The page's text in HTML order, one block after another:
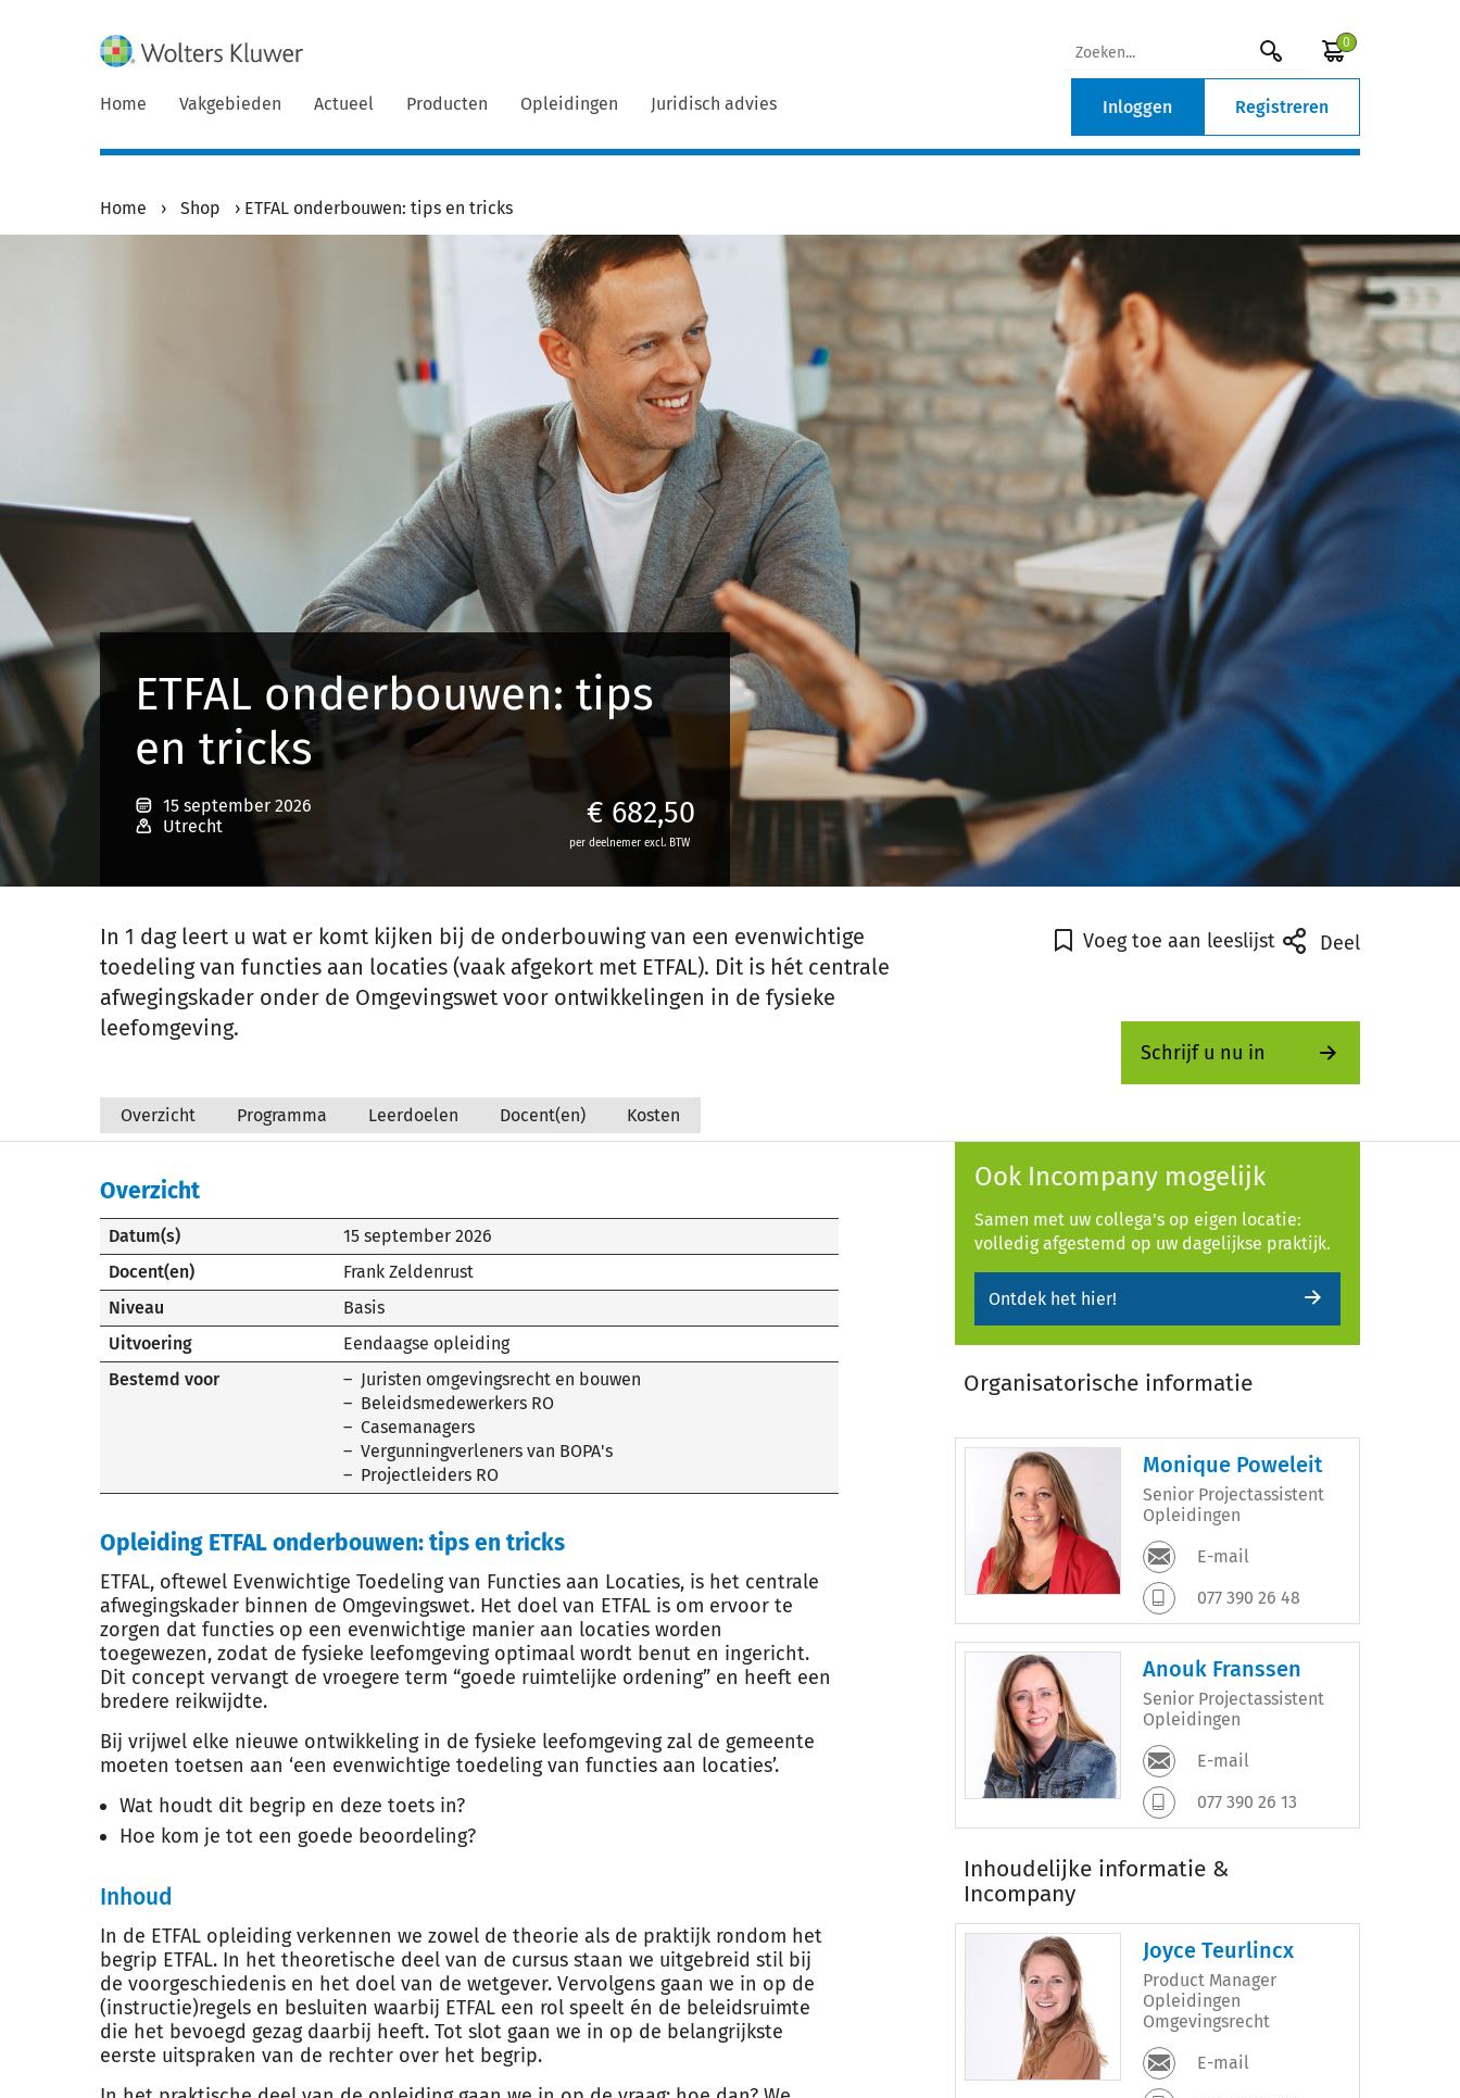
0
Home Vakgebieden Actueel Producten Opleidingen Juridisch advies Inloggen Registreren
Home › Shop › ETFAL onderbouwen: tips en tricks
ETFAL onderbouwen: tips
en tricks
15 september 2026
Utrecht
€ 682,50
per deelnemer excl. BTW
In 1 dag leert u wat er komt kijken bij de onderbouwing van een evenwichtige
toedeling van functies aan locaties (vaak afgekort met ETFAL). Dit is hét centrale
afwegingskader onder de Omgevingswet voor ontwikkelingen in de fysieke
leefomgeving.
Voeg toe aan leeslijst Deel
Schrijf u nu in
Overzicht Programma Leerdoelen Docent(en) Kosten
Overzicht
Datum(s)
15 september 2026
Docent(en)
Frank Zeldenrust
Niveau
Basis
Uitvoering
Eendaagse opleiding
Bestemd voor
Juristen omgevingsrecht en bouwen
Beleidsmedewerkers RO
Casemanagers
Vergunningverleners van BOPA's
Projectleiders RO
Opleiding ETFAL onderbouwen: tips en tricks
ETFAL, oftewel Evenwichtige Toedeling van Functies aan Locaties, is het centrale
afwegingskader binnen de Omgevingswet. Het doel van ETFAL is om ervoor te
zorgen dat functies op een evenwichtige manier aan locaties worden
toegewezen, zodat de fysieke leefomgeving optimaal wordt benut en ingericht.
Dit concept vervangt de vroegere term “goede ruimtelijke ordening” en heeft een
bredere reikwijdte.
Bij vrijwel elke nieuwe ontwikkeling in de fysieke leefomgeving zal de gemeente
moeten toetsen aan ‘een evenwichtige toedeling van functies aan locaties’.
Wat houdt dit begrip en deze toets in?
Hoe kom je tot een goede beoordeling?
Inhoud
In de ETFAL opleiding verkennen we zowel de theorie als de praktijk rondom het
begrip ETFAL. In het theoretische deel van de cursus staan we uitgebreid stil bij
de voorgeschiedenis en het doel van de wetgever. Vervolgens gaan we in op de
(instructie)regels en besluiten waarbij ETFAL een rol speelt én de beleidsruimte
die het bevoegd gezag daarbij heeft. Tot slot gaan we in op de belangrijkste
eerste uitspraken van de rechter over het begrip.
Ook Incompany mogelijk
Samen met uw collega's op eigen locatie:
volledig afgestemd op uw dagelijkse praktijk.
Ontdek het hier!
Organisatorische informatie
Monique Poweleit
Senior Projectassistent
Opleidingen
E-mail
077 390 26 48
Anouk Franssen
Senior Projectassistent
Opleidingen
E-mail
077 390 26 13
Inhoudelijke informatie &
Incompany
Joyce Teurlincx
Product Manager
Opleidingen
Omgevingsrecht
E-mail